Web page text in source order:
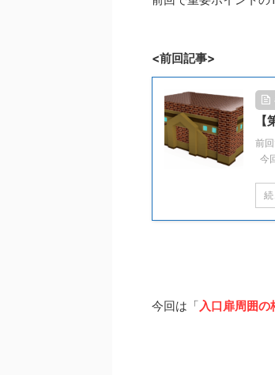
<前回記事>
【
前
今
今回は「 入口扉周囲の